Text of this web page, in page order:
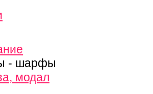
- шарфы
модал